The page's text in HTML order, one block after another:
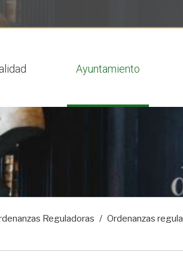
Ayuntamiento
Reguladoras Ordenanzas